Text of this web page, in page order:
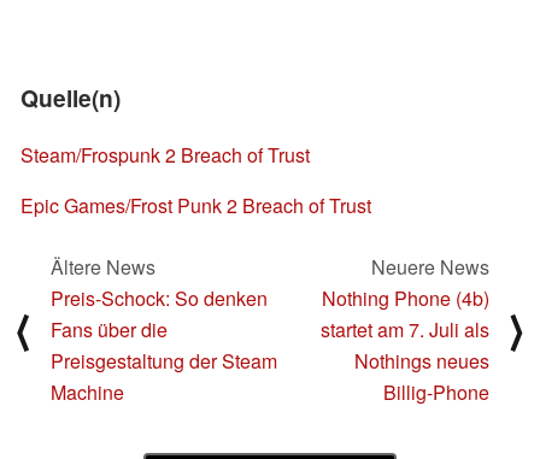
Quelle(n)
Steam/Frospunk 2 Breach of Trust
Epic Games/Frost Punk 2 Breach of Trust
⟨
Ältere News
Preis-Schock: So denken
Fans über die
Preisgestaltung der Steam
Machine
Neuere News
Nothing Phone (4b)
startet am 7. Juli als
Nothings neues
Billig-Phone
⟩